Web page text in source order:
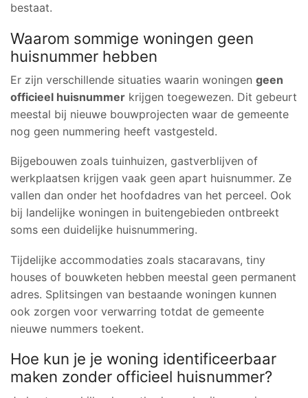
bestaat.
Waarom sommige woningen geen
huisnummer hebben
Er zijn verschillende situaties waarin woningen geen
officieel huisnummer krijgen toegewezen. Dit gebeurt
meestal bij nieuwe bouwprojecten waar de gemeente
nog geen nummering heeft vastgesteld.
Bijgebouwen zoals tuinhuizen, gastverblijven of
werkplaatsen krijgen vaak geen apart huisnummer. Ze
vallen dan onder het hoofdadres van het perceel. Ook
bij landelijke woningen in buitengebieden ontbreekt
soms een duidelijke huisnummering.
Tijdelijke accommodaties zoals stacaravans, tiny
houses of bouwketen hebben meestal geen permanent
adres. Splitsingen van bestaande woningen kunnen
ook zorgen voor verwarring totdat de gemeente
nieuwe nummers toekent.
Hoe kun je je woning identificeerbaar
maken zonder officieel huisnummer?